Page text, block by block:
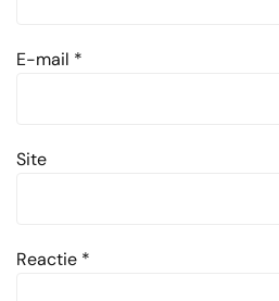
E-mail *
Site
Reactie *